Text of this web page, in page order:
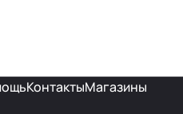
КонтактыМагазины